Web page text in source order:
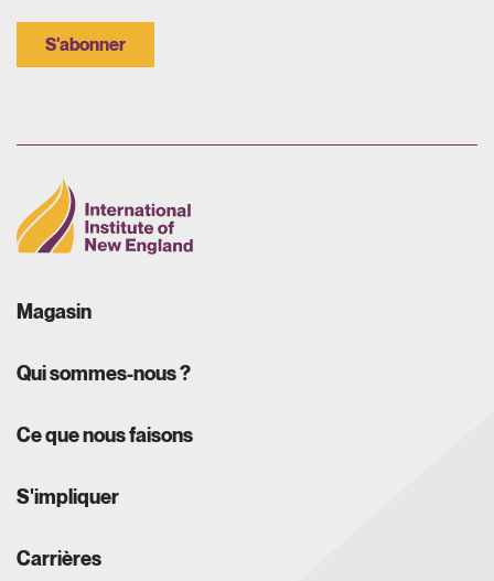
S'abonner
Magasin
Qui sommes-nous ?
Ce que nous faisons
S'impliquer
Carrières